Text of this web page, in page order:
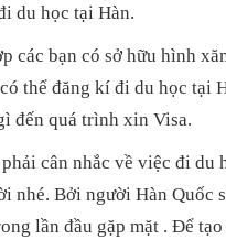
du học tại Hàn.
các bạn có sở hữu hình
thể đăng kí đi du học tại
đến quá trình xin Visa.
cân nhắc về việc đi du
nhé. Bởi người Hàn Quốc
lần đầu gặp mặt . Để